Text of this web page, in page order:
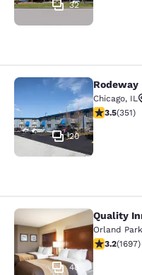
32
Rodeway Inn
20
Rodeway
Chicago, IL
calificación
3.5(351)
Quality Inn &
48
Quality
Orland Park
calificación
3.2(1697)